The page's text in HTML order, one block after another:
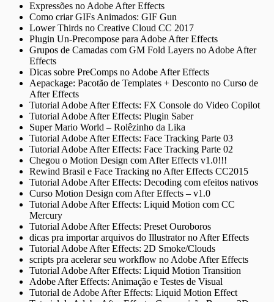
Expressões no Adobe After Effects
Como criar GIFs Animados: GIF Gun
Lower Thirds no Creative Cloud CC 2017
Plugin Un-Precompose para Adobe After Effects
Grupos de Camadas com GM Fold Layers no Adobe After
Effects
Dicas sobre PreComps no Adobe After Effects
Aepackage: Pacotão de Templates + Desconto no Curso de
After Effects
Tutorial Adobe After Effects: FX Console do Video Copilot
Tutorial Adobe After Effects: Plugin Saber
Super Mario World – Rolêzinho da Lika
Tutorial Adobe After Effects: Face Tracking Parte 03
Tutorial Adobe After Effects: Face Tracking Parte 02
Chegou o Motion Design com After Effects v1.0!!!
Rewind Brasil e Face Tracking no After Effects CC2015
Tutorial Adobe After Effects: Decoding com efeitos nativos
Curso Motion Design com After Effects – v1.0
Tutorial Adobe After Effects: Liquid Motion com CC
Mercury
Tutorial Adobe After Effects: Preset Ouroboros
dicas pra importar arquivos do Illustrator no After Effects
Tutorial Adobe After Effects: 2D Smoke/Clouds
scripts pra acelerar seu workflow no Adobe After Effects
Tutorial Adobe After Effects: Liquid Motion Transition
Adobe After Effects: Animação e Testes de Visual
Tutorial de Adobe After Effects: Liquid Motion Effect